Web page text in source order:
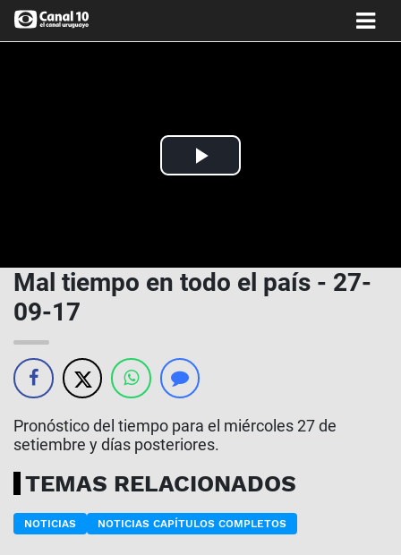
Play
Mal tiempo en todo el país - 27-
09-17
Pronóstico del tiempo para el miércoles 27 de
setiembre y días posteriores.
TEMAS RELACIONADOS
NOTICIAS NOTICIAS CAPÍTULOS COMPLETOS